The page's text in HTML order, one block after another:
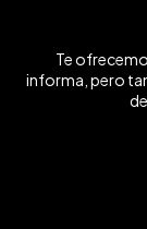
Te
informa, pero